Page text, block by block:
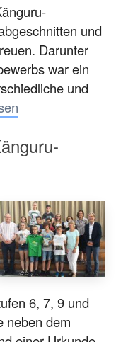
und
Darunter
war ein
und
6, 7, 9 und
neben dem